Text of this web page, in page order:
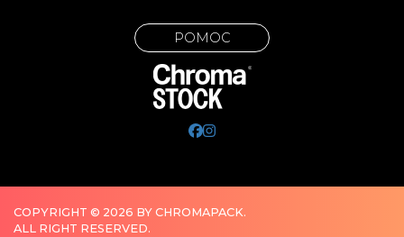
POMOC
COPYRIGHT © 2026 BY CHROMAPACK.
ALL RIGHT RESERVED.